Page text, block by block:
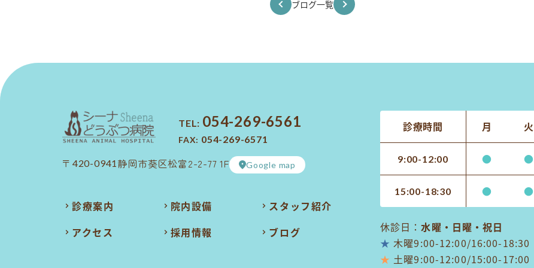
ブログ一覧
TEL: 054-269-6561
FAX: 054-269-6571
〒420-0941 静岡市葵区松富2-2-77 1F Google map
診療案内 院内設備
スタッフ紹介
アクセス
採用情報 ブログ
診療時間 月 火
9:00-12:00 ● ●
15:00-18:30 ● ●
休診日：水曜・日曜・祝日
★ 木曜9:00-12:00/16:00-18:30
★ 土曜9:00-12:00/15:00-17:00